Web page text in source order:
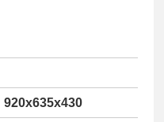
920x635x430